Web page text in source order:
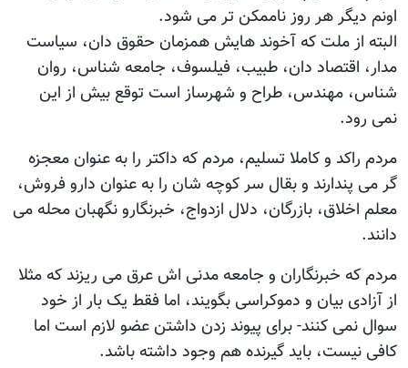
اونم دیگر هر روز ناممکن تر می شود.
البته از ملت که آخوند هایش همزمان حقوق دان، سیاست
مدار، اقتصاد دان، طبیب، فیلسوف، جامعه شناس، روان
شناس، مهندس، طراح و شهرساز است توقع بیش از این
نمی رود.
مردم راکد و کاملا تسلیم، مردم که داکتر را به عنوان معجزه
گر می پندارند و بقال سر کوچه شان را به عنوان دارو فروش،
معلم اخلاق، بازرگان، دلال ازدواج، خبرنگارو نگهبان محله می
دانند.
مردم که خبرنگاران و جامعه مدنی اش عرق می ریزند که مثلا
از آزادی بیان و دموکراسی بگویند، اما فقط یک بار از خود
سوال نمی کنند- برای پیوند زدن داشتن عضو لازم است اما
کافی نیست، باید گیرنده هم وجود داشته باشد.